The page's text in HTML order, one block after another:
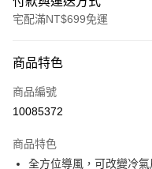
宅配滿NT$699免運
信用卡一次付款
信用卡分期付款
合作金庫商業銀行
LINE Pay
商品特色
商品編號
10085372
商品特色
全方位導風，可改變冷